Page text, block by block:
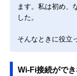
ます。私は初め、
した。
そんなときに役立
Wi-Fi接続がで